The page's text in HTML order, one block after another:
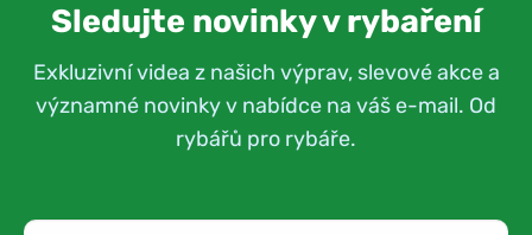
Sledujte novinky v rybaření
Exkluzivní videa z našich výprav, slevové akce a
významné novinky v nabídce na váš e-mail. Od
rybářů pro rybáře.